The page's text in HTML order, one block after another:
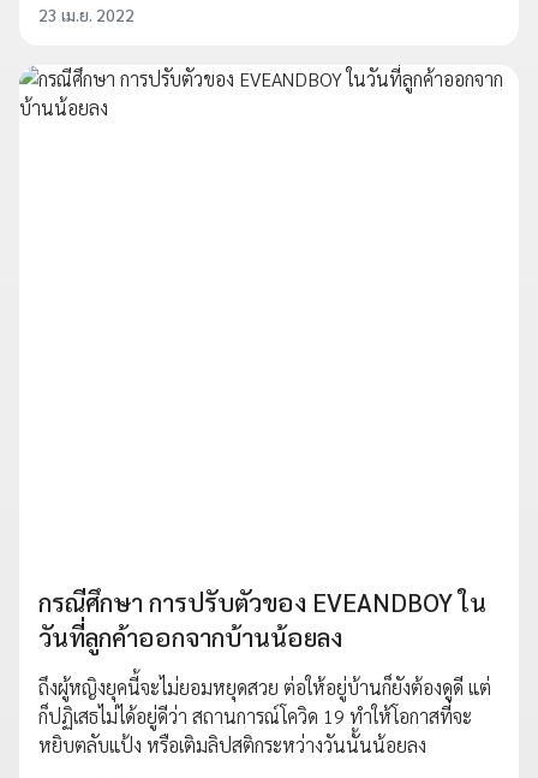
23 เม.ย. 2022
กรณีศึกษา การปรับตัวของ EVEANDBOY ใน
วันที่ลูกค้าออกจากบ้านน้อยลง
ถึงผู้หญิงยุคนี้จะไม่ยอมหยุดสวย ต่อให้อยู่บ้านก็ยังต้องดูดี แต่
ก็ปฏิเสธไม่ได้อยู่ดีว่า สถานการณ์โควิด 19 ทำให้โอกาสที่จะ
หยิบตลับแป้ง หรือเติมลิปสติกระหว่างวันนั้นน้อยลง